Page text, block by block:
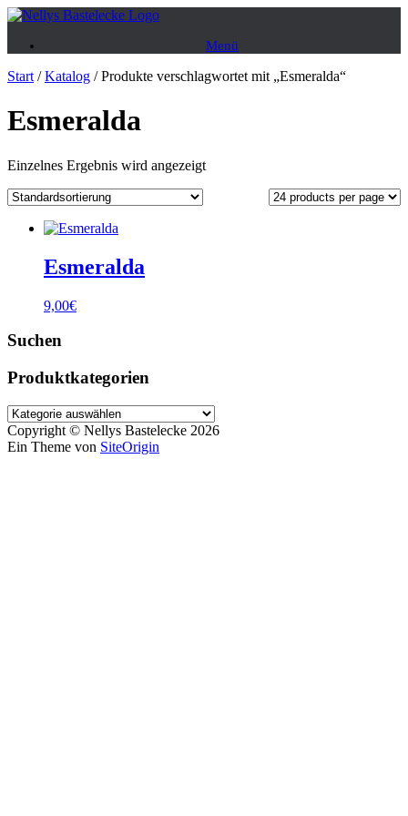
Zum
springen
Menü
Start /Katalog / Produkte verschlagwortet mit „Esmeralda“
Esmeralda
Einzelnes Ergebnis wird angezeigt
Esmeralda
9,00€
Suchen
Produktkategorien
Copyright © Nellys Bastelecke 2026
Ein Theme von SiteOrigin